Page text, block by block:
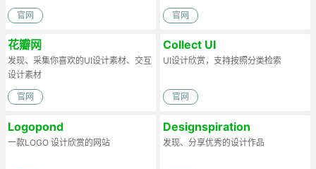
官网 官网
花瓣网
发现、采集你喜欢的UI设计素材、交互
设计素材
官网
Collect UI
UI设计欣赏，支持按照分类检索
官网
Logopond
一款LOGO 设计欣赏的网站
Designspiration
发现、分享优秀的设计作品